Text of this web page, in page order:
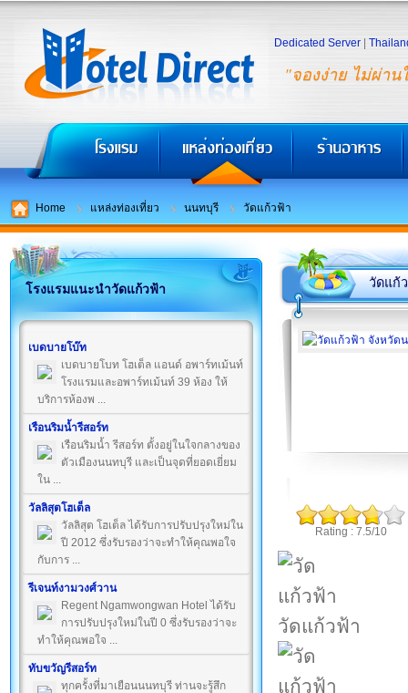
"จองง่าย ไม่ผ่าน
Dedicated Server
Home แหล่งท่องเที่ยว นนทบุรี วัดแก้วฟ้า
โรงแรมแนะนำวัดแก้วฟ้า
เบดบายโบ๊ท
เบดบายโบท โฮเต็ล แอนด์ อพาร์ทเม้นท์
โรงแรมและอพาร์ทเม้นท์ 39 ห้อง ให้
บริการห้องพ ...
เรือนริมน้ำรีสอร์ท
เรือนริมน้ำ รีสอร์ท ตั้งอยู่ในใจกลางของ
ตัวเมืองนนทบุรี และเป็นจุดที่ยอดเยี่ยม
ใน ...
วัลลิสุตโฮเต็ล
วัลลิสุต โฮเต็ล ได้รับการปรับปรุงใหม่ใน
ปี 2012 ซึ่งรับรองว่าจะทำให้คุณพอใจ
กับการ ...
รีเจนท์งามวงศ์วาน
Regent Ngamwongwan Hotel ได้รับ
การปรับปรุงใหม่ในปี 0 ซึ่งรับรองว่าจะ
ทำให้คุณพอใจ ...
ทับขวัญรีสอร์ท
ทุกครั้งที่มาเยือนนนทบุรี ท่านจะรู้สึก
วัดแก้
Rating : 7.5/10
วัดแก้วฟ้า